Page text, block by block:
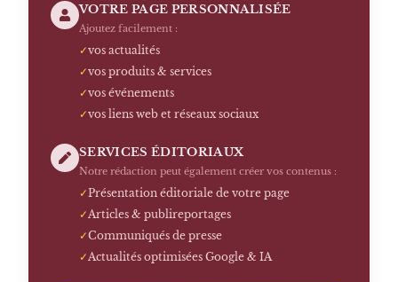
VOTRE PAGE PERSONNALISÉE
Ajoutez facilement :
✓vos actualités
✓vos produits & services
✓vos événements
✓vos liens web et réseaux sociaux
SERVICES ÉDITORIAUX
Notre rédaction peut également créer vos contenus :
✓Présentation éditoriale de votre page
✓ Articles & publireportages
✓Communiqués de presse
✓ Actualités optimisées Google & IA